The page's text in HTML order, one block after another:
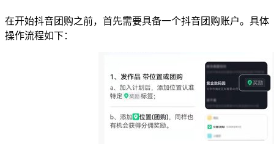
在开始抖音团购之前，首先需要具备一个抖音团购账户。具体
操作流程如下：